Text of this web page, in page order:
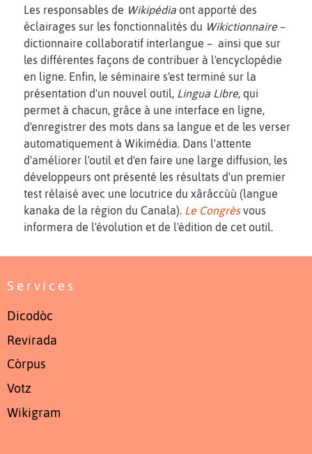
Les responsables de Wikipédia ont apporté des
éclairages sur les fonctionnalités du Wikictionnaire–
dictionnaire collaboratif interlangue – ainsi que sur
les différentes façons de contribuer à l'encyclopédie
en ligne. Enfin, le séminaire s'est terminé sur la
présentation d'un nouvel outil, Lingua Libre, qui
permet à chacun, grâce à une interface en ligne,
d'enregistrer des mots dans sa langue et de les verser
automatiquement à Wikimédia. Dans l'attente
d'améliorer l'outil et d'en faire une large diffusion, les
développeurs ont présenté les résultats d'un premier
test rélaisé avec une locutrice du xârâccùù (langue
kanaka de la région du Canala). Le Congrèsvous
informera de l'évolution et de l'édition de cet outil.
Services
Dicodòc
Revirada
Còrpus
Votz
Wikigram